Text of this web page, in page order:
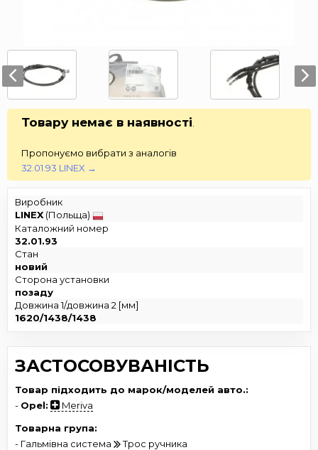
Товару немає в наявності
Пропонуємо вибрати з аналогів
32.01.93 LINEX →
Виробник
LINEX (Польща)
Каталожний номер
32.01.93
Стан
новий
Сторона установки
позаду
Довжина 1/довжина 2 [мм]
1620/1438/1438
ЗАСТОСОВУВАНІСТЬ
Товар підходить до марок/моделей авто.:
- Opel:
Meriva
Товарна група:
- Гальмівна система
Трос ручника